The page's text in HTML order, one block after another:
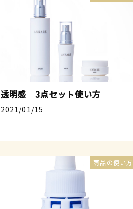
透明感 3点セット使い方
2021/01/15
商品の使い方